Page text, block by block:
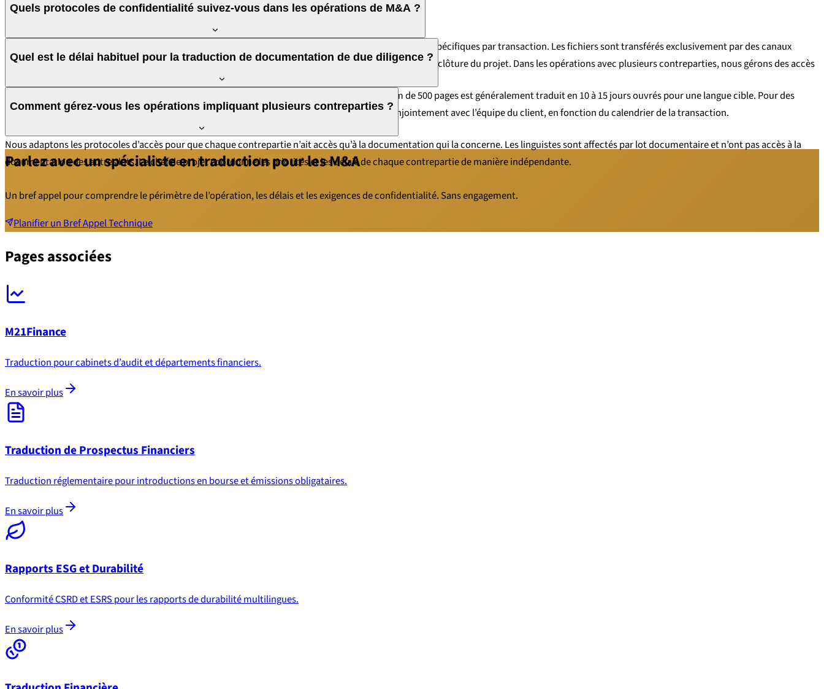
Quels protocoles de confidentialité suivez-vous dans les opérations de M&A ?
Chaque opération dispose d’un protocole de confidentialité dédié. Tous les linguistes signent des NDA spécifiques par transaction. Les fichiers sont transférés exclusivement par des canaux
chiffrés, les accès sont restreints et traçables, et les données sont supprimées de nos systèmes après la clôture du projet. Dans les opérations avec plusieurs contreparties, nous gérons des accès
Quel est le délai habituel pour la traduction de documentation de due diligence ?
Cela dépend du volume et de la complexité de la documentation. À titre indicatif : un data room de 500 pages est généralement traduit en 10 à 15 jours ouvrés pour une langue cible. Pour des
délais plus courts, nous renforçons l’équipe dédiée à l’opération. La planification s’effectue conjointement avec l’équipe du client, en fonction du calendrier de la transaction.
Comment gérez-vous les opérations impliquant plusieurs contreparties ?
Nous adaptons les protocoles d’accès pour que chaque contrepartie n’ait accès qu’à la documentation qui la concerne. Les linguistes sont affectés par lot documentaire et n’ont pas accès à la
documentation des autres lots. Le chef de projet coordonne les priorités et les délais de chaque contrepartie de manière indépendante.
Parlez avec un spécialiste en traduction pour les M&A
Un bref appel pour comprendre le périmètre de l’opération, les délais et les exigences de confidentialité. Sans engagement.
Planifier un Bref Appel Technique
Pages associées
M21Finance
Traduction pour cabinets d’audit et départements financiers.
En savoir plus
Traduction de Prospectus Financiers
Traduction réglementaire pour introductions en bourse et émissions obligataires.
En savoir plus
Rapports ESG et Durabilité
Conformité CSRD et ESRS pour les rapports de durabilité multilingues.
En savoir plus